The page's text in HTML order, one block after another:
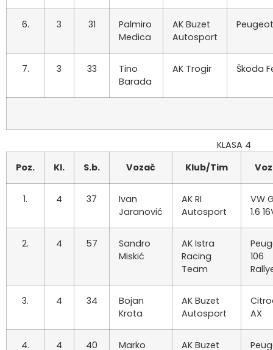
6. 3 31
Palmiro
Medica
AK Buzet
Autosport
7. 3 33
Tino
Barada
AK Trogir Škoda
KLASA 4
Poz.
Kl. S.b. Vozač Klub/Tim
1. 4 37
Ivan
Jaranović
AK RI
Autosport
VW
1.6
2. 4 57
Sandro
Miskić
AK Istra
Racing
Team
106
3. 4 34
Bojan
Krota
AK Buzet
Autosport
AX
4. 4 40
Marko
AK Buzet